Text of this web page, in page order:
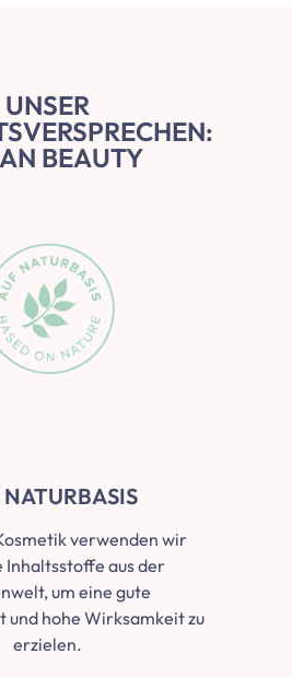
UNSER
BEAUTY
verwenden wir
aus der
um eine gute
und hohe Wirksamkeit zu
erzielen.